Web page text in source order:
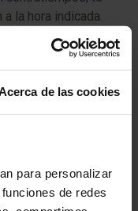
de las cookies
para personalizar
de redes
la hora indicada.
administrativa y
el Consentimiento
importante
(RM), es
de
(incluidas las